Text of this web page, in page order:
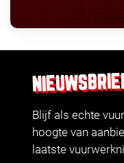
Blijf als echte
hoogte van
laatste